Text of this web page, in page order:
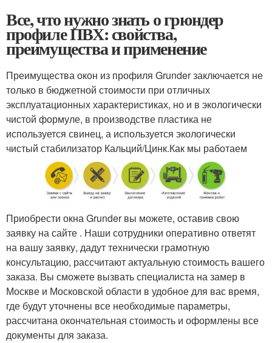
Все, что нужно знать о грюндер
профиле ПВХ: свойства,
преимущества и применение
Преимущества окон из профиля Grunder заключается не
только в бюджетной стоимости при отличных
эксплуатационных характеристиках, но и в экологически
чистой формуле, в производстве пластика не
используется свинец, а используется экологически
чистый стабилизатор Кальций/Цинк.Как мы работаем
Приобрести окна Grunder вы можете, оставив свою
заявку на сайте . Наши сотрудники оперативно ответят
на вашу заявку, дадут технически грамотную
консультацию, рассчитают актуальную стоимость вашего
заказа. Вы сможете вызвать специалиста на замер в
Москве и Московской области в удобное для вас время,
где будут уточнены все необходимые параметры,
рассчитана окончательная стоимость и оформлены все
документы для заказа.